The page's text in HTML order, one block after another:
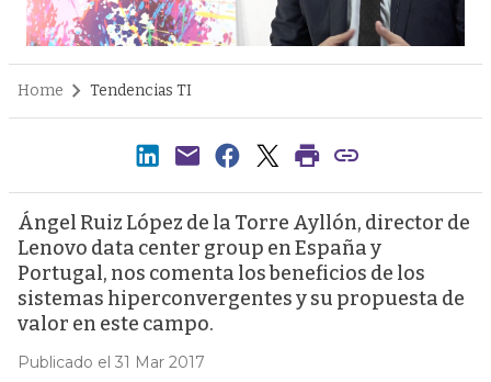
Home Tendencias TI
Ángel Ruiz López de la Torre Ayllón, director de
Lenovo data center group en España y
Portugal, nos comenta los beneficios de los
sistemas hiperconvergentes y su propuesta de
valor en este campo.
Publicado el 31 Mar 2017